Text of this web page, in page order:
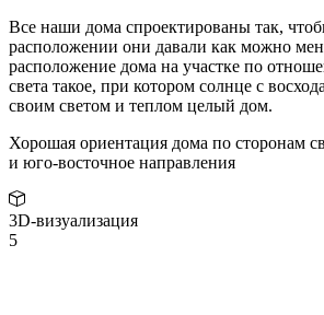
Все наши дома спроектированы так,
расположении они давали как можно
расположение дома на участке по
света такое, при котором солнце с
своим светом и теплом целый дом.
Хорошая ориентация дома по сторонам
и юго-восточное направления
3D-визуализация
5